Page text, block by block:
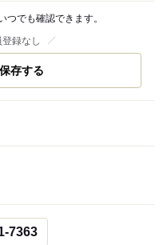
つでも確認できます。
録なし
存する
7363